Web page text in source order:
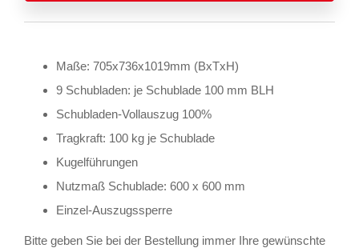
Maße: 705x736x1019mm (BxTxH)
9 Schubladen: je Schublade 100 mm BLH
Schubladen-Vollauszug 100%
Tragkraft: 100 kg je Schublade
Kugelführungen
Nutzmaß Schublade: 600 x 600 mm
Einzel-Auszugssperre
Bitte geben Sie bei der Bestellung immer Ihre gewünschte